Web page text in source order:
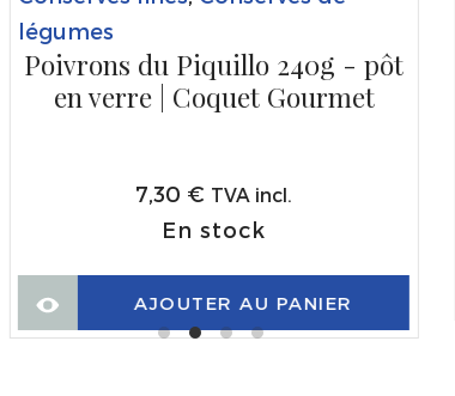
légumes
Poivrons du Piquillo 240g - pôt
en verre | Coquet Gourmet
7,30 € TVA incl.
En stock
AJOUTER AU PANIER